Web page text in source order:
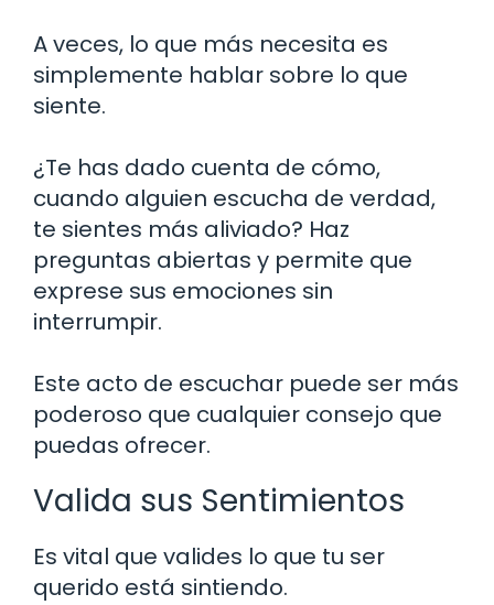
A veces, lo que más necesita es
simplemente hablar sobre lo que
siente.
¿Te has dado cuenta de cómo,
cuando alguien escucha de verdad,
te sientes más aliviado? Haz
preguntas abiertas y permite que
exprese sus emociones sin
interrumpir.
Este acto de escuchar puede ser más
poderoso que cualquier consejo que
puedas ofrecer.
Valida sus Sentimientos
Es vital que valides lo que tu ser
querido está sintiendo.